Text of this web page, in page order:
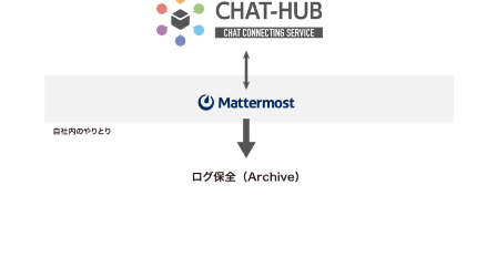
データ移行（30万円～、初回限り）